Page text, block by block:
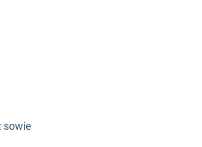
sowie